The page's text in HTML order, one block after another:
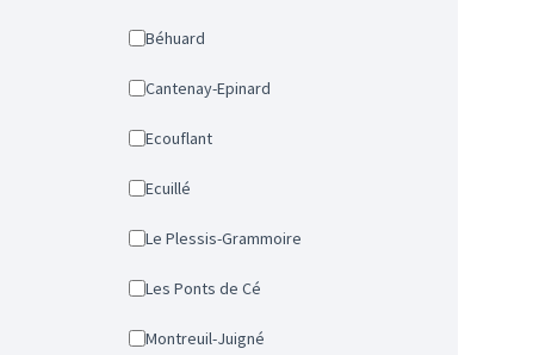
Béhuard
Cantenay-Epinard
Ecouflant
Ecuillé
Le Plessis-Grammoire
Les Ponts de Cé
Montreuil-Juigné